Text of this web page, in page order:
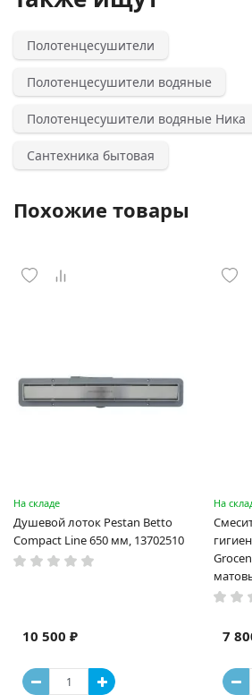
Полотенцесушители
Полотенцесушители водяные
Полотенцесушители водяные Ника
Сантехника бытовая
Похожие товары
На складе
Душевой лоток Pestan Betto
Compact Line 650 мм, 13702510
10 500 ₽
На
7